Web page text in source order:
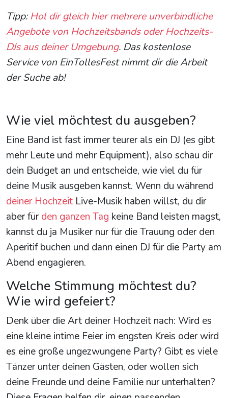
Tipp:Hol dir gleich hier mehrere unverbindliche
Angebote von Hochzeitsbands oder Hochzeits-
DJs aus deiner Umgebung. Das kostenlose
Service von EinTollesFest nimmt dir die Arbeit
der Suche ab!
Wie viel möchtest du ausgeben?
Eine Band ist fast immer teurer als ein DJ (es gibt
mehr Leute und mehr Equipment), also schau dir
dein Budget an und entscheide, wie viel du für
deine Musik ausgeben kannst. Wenn du während
deiner Hochzeit Live-Musik haben willst, du dir
aber fürden ganzen Tag keine Band leisten magst,
kannst du ja Musiker nur für die Trauung oder den
Aperitif buchen und dann einen DJ für die Party am
Abend engagieren.
Welche Stimmung möchtest du?
Wie wird gefeiert?
Denk über die Art deiner Hochzeit nach: Wird es
eine kleine intime Feier im engsten Kreis oder wird
es eine große ungezwungene Party? Gibt es viele
Tänzer unter deinen Gästen, oder wollen sich
deine Freunde und deine Familie nur unterhalten?